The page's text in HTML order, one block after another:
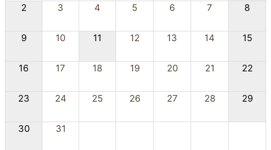
2 3 4 5 6 7 8
9 10 11 12 13 14 15
16 17 18 19 20 21 22
23 24 25 26 27 28 29
30 31